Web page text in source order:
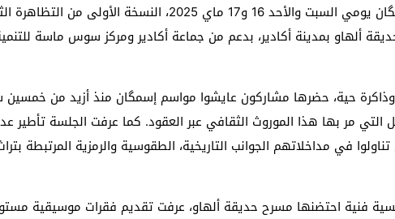
جمعية الملتقى التراثي ألموگار إيسمگان يومي السبت والأحد 16 و17 ماي 2025، النسخة الأولى
ألهاو بمدينة أكادير، بدعم من جماعة أكادير ومركز سوس ماسة
حية، حضرها مشاركون عايشوا مواسم إسمگان منذ أزيد من خمسين
مر بها هذا الموروث الثقافي عبر العقود. كما عرفت الجلسة تأطير
في مداخلاتهم الجوانب التاريخية، الطقوسية والرمزية المرتبطة
فنية احتضنها مسرح حديقة ألهاو، عرفت تقديم فقرات موسيقية